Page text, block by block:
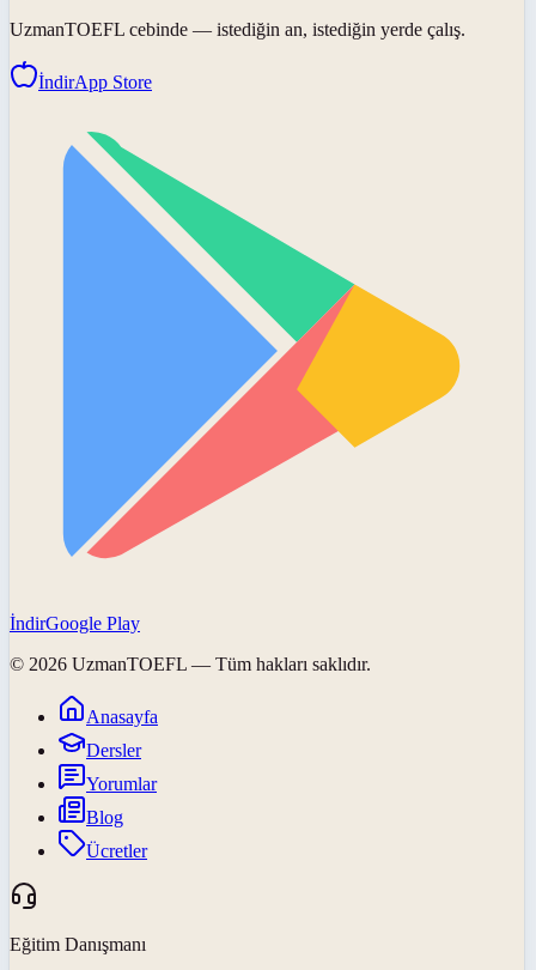
UzmanTOEFL cebinde — istediğin an, istediğin yerde çalış.
İndirApp Store
İndirGoogle Play
© 2026 UzmanTOEFL — Tüm hakları saklıdır.
Anasayfa
Dersler
Yorumlar
Blog
Ücretler
Eğitim Danışmanı